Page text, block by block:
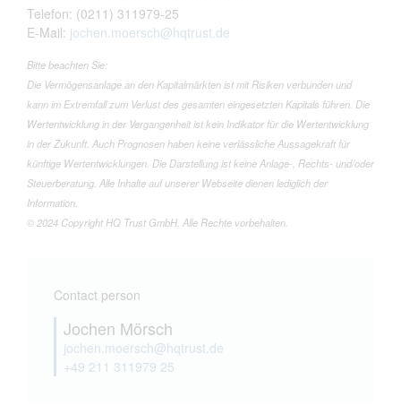
Telefon: (0211) 311979-25
E-Mail: jochen.moersch@hqtrust.de
Bitte beachten Sie:
Die Vermögensanlage an den Kapitalmärkten ist mit Risiken verbunden und
kann im Extremfall zum Verlust des gesamten eingesetzten Kapitals führen. Die
Wertentwicklung in der Vergangenheit ist kein Indikator für die Wertentwicklung
in der Zukunft. Auch Prognosen haben keine verlässliche Aussagekraft für
künftige Wertentwicklungen. Die Darstellung ist keine Anlage-, Rechts- und/oder
Steuerberatung. Alle Inhalte auf unserer Webseite dienen lediglich der
Information.
© 2024 Copyright HQ Trust GmbH. Alle Rechte vorbehalten.
Contact person
Jochen Mörsch
jochen.moersch@hqtrust.de
+49 211 311979 25